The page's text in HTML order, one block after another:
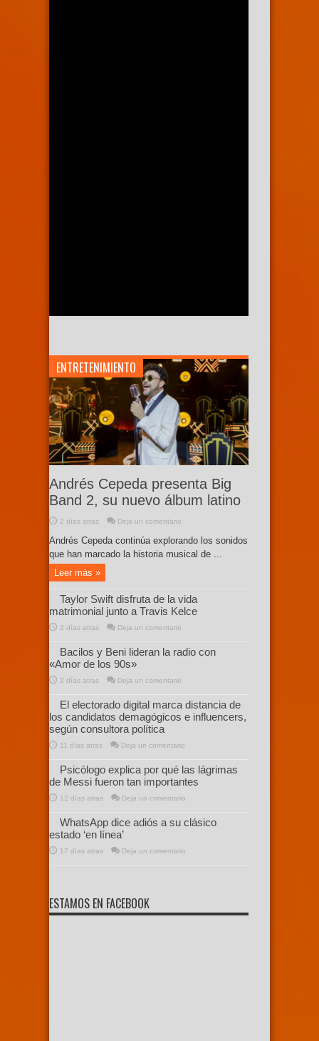
ENTRETENIMIENTO
Andrés Cepeda presenta Big
Band 2, su nuevo álbum latino
2 días atras Deja un comentario
Andrés Cepeda continúa explorando los sonidos
que han marcado la historia musical de ...
Leer más »
Taylor Swift disfruta de la vida
matrimonial junto a Travis Kelce
2 días atras Deja un comentario
Bacilos y Beni lideran la radio con
«Amor de los 90s»
2 días atras Deja un comentario
El electorado digital marca distancia de
los candidatos demagógicos e influencers,
según consultora política
11 días atras Deja un comentario
Psicólogo explica por qué las lágrimas
de Messi fueron tan importantes
12 días atras Deja un comentario
WhatsApp dice adiós a su clásico
estado ‘en línea’
17 días atras Deja un comentario
ESTAMOS EN FACEBOOK